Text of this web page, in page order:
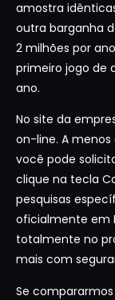
amostra
outra barganha
2 milhões por
primeiro jogo de
ano.
No site da
on-line. A
você pode
clique na tecla
pesquisas
oficialmente em
totalmente no
mais com
Se